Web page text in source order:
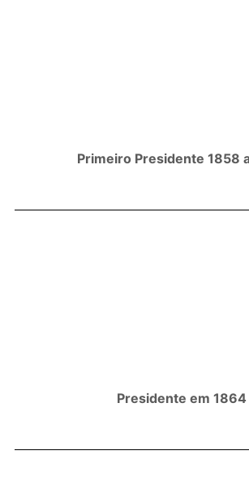
Primeiro Presidente 1858
Presidente em 1864